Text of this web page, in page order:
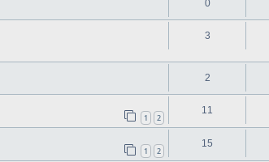
0
3
2
1 2
11
1 2
15